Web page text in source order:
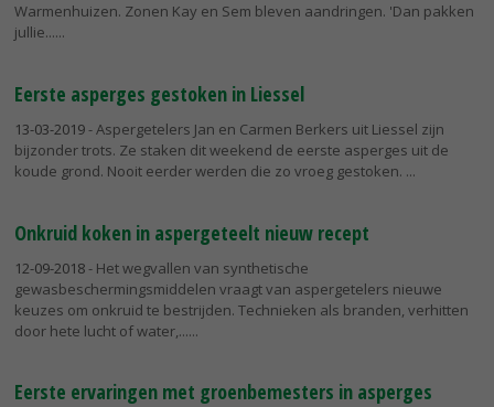
Warmenhuizen. Zonen Kay en Sem bleven aandringen. 'Dan pakken
jullie...
Eerste asperges gestoken in Liessel
13-03-2019- Aspergetelers Jan en Carmen Berkers uit Liessel zijn
bijzonder trots. Ze staken dit weekend de eerste asperges uit de
koude grond. Nooit eerder werden die zo vroeg gestoken.
Onkruid koken in aspergeteelt nieuw recept
12-09-2018- Het wegvallen van synthetische
gewasbeschermingsmiddelen vraagt van aspergetelers nieuwe
keuzes om onkruid te bestrijden. Technieken als branden, verhitten
door hete lucht of water,...
Eerste ervaringen met groenbemesters in asperges